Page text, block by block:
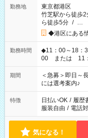
勤務地
東京都港区
竹芝駅から徒歩2
ら徒歩5分 / …
◆港区にある
勤務時間
◆11：00～18：
00 または 11：30～18：30 。
ば前職が、 在宅
スタッフ スイー
業界から入社し
期間
＜急募＞即日～
には選考案内♪
特徴 日払いOK / 履歴
服装自由 / 電話
気になる！